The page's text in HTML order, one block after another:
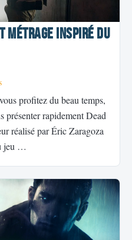
métrage inspiré du
profitez du beau temps,
présenter rapidement Dead
réalisé par Éric Zaragoza
jeu …